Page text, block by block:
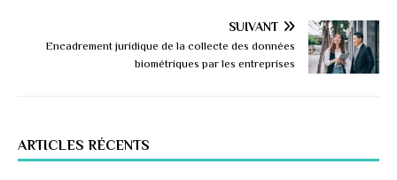
SUIVANT
Encadrement juridique de la collecte des données
biométriques par les entreprises
ARTICLES RÉCENTS